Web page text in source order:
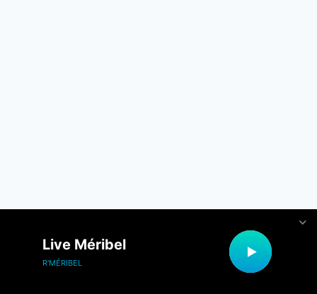
Live Méribel
R'MÉRIBEL